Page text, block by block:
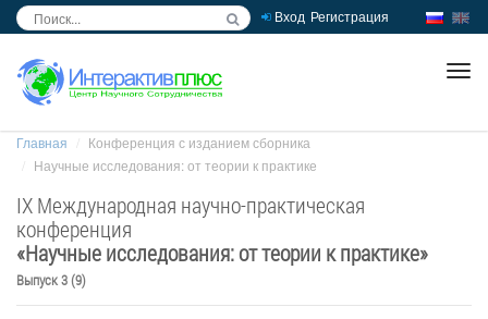
Вход Регистрация
Главная
Конференция с изданием сборника
Научные исследования: от теории к практике
IX Международная научно-практическая
конференция
«Научные исследования: от теории к практике»
Выпуск 3 (9)